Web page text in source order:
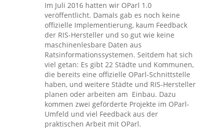
Im Juli 2016 hatten wir OParl 1.0
veröffentlicht. Damals gab es noch keine
offizielle Implementierung, kaum Feedback
der RIS-Hersteller und so gut wie keine
maschinenlesbare Daten aus
Ratsinformationssystemen. Seitdem hat sich
viel getan: Es gibt 22 Städte und Kommunen,
die bereits eine offizielle OParl-Schnittstelle
haben, und weitere Städte und RIS-Hersteller
planen oder arbeiten am Einbau. Dazu
kommen zwei geförderte Projekte im OParl-
Umfeld und viel Feedback aus der
praktischen Arbeit mit OParl.